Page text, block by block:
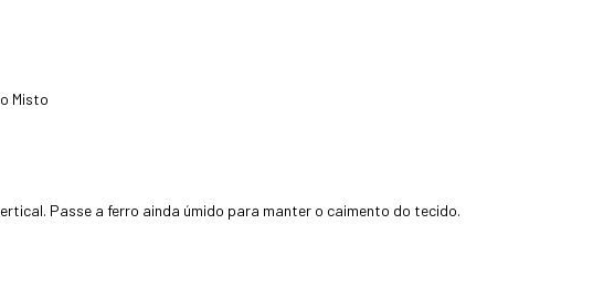
Misto
Passe a ferro ainda úmido para manter o caimento do tecido.